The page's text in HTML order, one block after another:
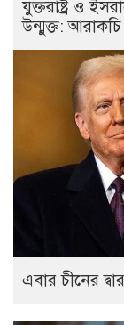
যুক্তরাষ্ট্র ও
উন্মুক্ত: আরাকচি
এবার চীনের